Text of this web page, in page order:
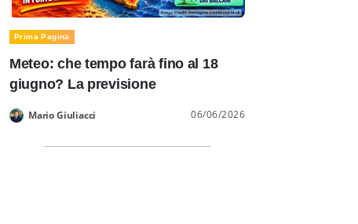
Prima Pagina
Meteo: che tempo farà fino al 18
giugno? La previsione
Mario Giuliacci 06/06/2026